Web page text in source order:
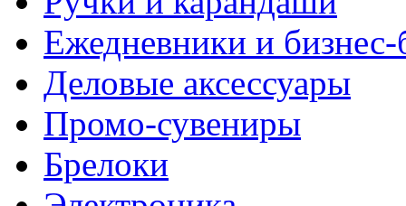
Ежедневники и
Деловые аксессуары
Промо-сувениры
Брелоки